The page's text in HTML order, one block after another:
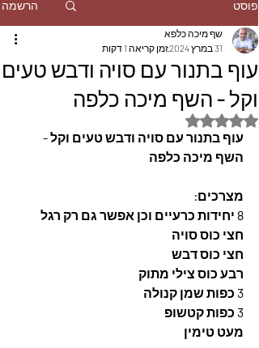
פוסט הרשמה
עוף בתנור עם סויה ודבש טעים
וקל - השף מיכה כלפה
שף מיכה כלפא
31 במרץ 2024
זמן קריאה 1 דקות
דירוג של NaN מתוך 5 כוכבים
עוף בתנור עם סויה ודבש טעים וקל -
השף מיכה כלפה
מצרכים:
8 יחידות כרעיים וכן אפשר גם רק רגל
חצי כוס סויה
חצי כוס דבש
רבע כוס צילי מתוק
3 כפות שמן קנולה
3 כפות קטשופ
מעט טימין